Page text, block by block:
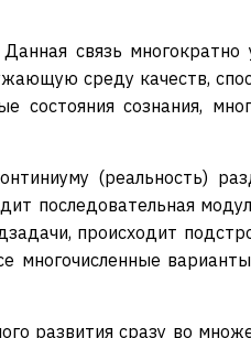
связь многократно
среду качеств,
сознания,
(реальность)
последовательная
происходит
многочисленные
развития сразу во